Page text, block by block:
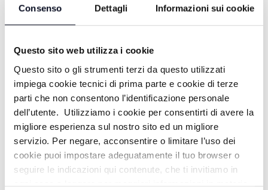
Consenso Dettagli Informazioni sui cookie
Questo sito web utilizza i cookie
Questo sito o gli strumenti terzi da questo utilizzati
impiega cookie tecnici di prima parte e cookie di terze
parti che non consentono l’identificazione personale
dell’utente. Utilizziamo i cookie per consentirti di avere la
migliore esperienza sul nostro sito ed un migliore
servizio. Per negare, acconsentire o limitare l’uso dei
cookie puoi impostare adeguatamente il tuo browser o
seguire le indicazioni qui contenute, che ti invitiamo in
ogni caso a leggere per maggiori informazioni in materia
ZONA D - 15/06/2026